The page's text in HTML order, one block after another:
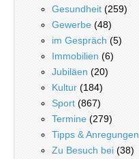
Gesundheit (259)
Gewerbe (48)
im Gespräch (5)
Immobilien (6)
Jubiläen (20)
Kultur (184)
Sport (867)
Termine (279)
Tipps & Anregungen
Zu Besuch bei (38)